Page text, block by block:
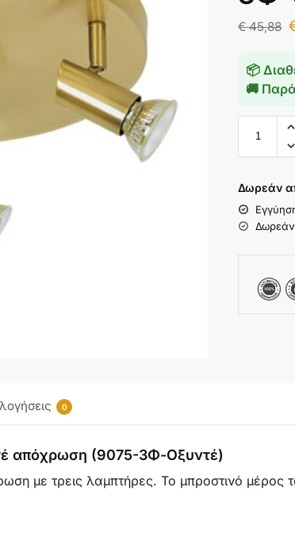
€45,88
📦
🚚
Δωρεάν
0
απόχρωση (9075-3Φ-Οξυντέ)
με τρεις λαμπτήρες. Το μπροστινό μέρος